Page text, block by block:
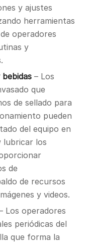
Augmentir.
gratuita
y ajustes
herramientas
operadores
y
– Los
que
de sellado para
pueden
del equipo en
lubricar los
de
de recursos
y videos.
Los operadores
periódicas del
que forma la